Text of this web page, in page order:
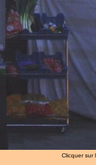
Clicquer sur